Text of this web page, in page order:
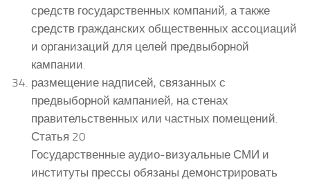
средств государственных компаний, а также
средств гражданских общественных ассоциаций
и организаций для целей предвыборной
кампании.
размещение надписей, связанных с
предвыборной кампанией, на стенах
правительственных или частных помещений.
Статья 20
Государственные аудио-визуальные СМИ и
институты прессы обязаны демонстрировать